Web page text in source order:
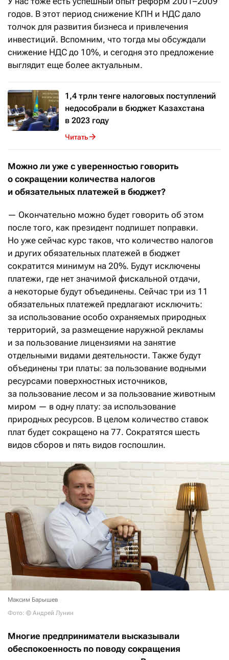
годов. В этот период снижение КПН и НДС дало
толчок для развития бизнеса и привлечения
инвестиций. Вспомним, что тогда мы обсуждали
снижение НДС до 10%, и сегодня это предложение
выглядит еще более актуальным.
1,4 трлн тенге налоговых поступлений
недособрали в бюджет Казахстана
в 2023 году
Читать
Можно ли уже с уверенностью говорить
о сокращении количества налогов
и обязательных платежей в бюджет?
— Окончательно можно будет говорить об этом
после того, как президент подпишет поправки.
Но уже сейчас курс таков, что количество налогов
и других обязательных платежей в бюджет
сократится минимум на 20%. Будут исключены
платежи, где нет значимой фискальной отдачи,
а некоторые будут объединены. Сейчас три из 11
обязательных платежей предлагают исключить:
за использование особо охраняемых природных
территорий, за размещение наружной рекламы
и за пользование лицензиями на занятие
отдельными видами деятельности. Также будут
объединены три платы: за пользование водными
ресурсами поверхностных источников,
за пользование лесом и за пользование животным
миром — в одну плату: за использование
природных ресурсов. В целом количество ставок
плат будет сокращено на 77. Сократятся шесть
видов сборов и пять видов госпошлин.
Максим Барышев
Фото: © Андрей Лунин
Многие предприниматели высказывали
обеспокоенность по поводу сокращения